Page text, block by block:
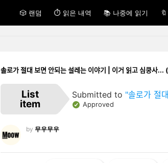
🎲 랜덤 ⏱ 읽은 내역 📚 나중에 읽기
솔로가 절대 보면 안되는 설레는 이야기 | 이거 읽고
List
item
Submitted to "솔로가
Approved
by 무우무우